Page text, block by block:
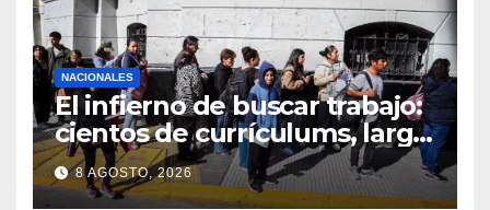
NACIONALES
El infierno de buscar trabajo:
cientos de currículums, larga
espera y menos puestos
registrados
8 AGOSTO, 2026